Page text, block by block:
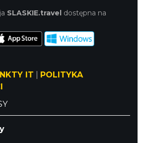
SLASKIE.travel dostępna na
IT
POLITYKA